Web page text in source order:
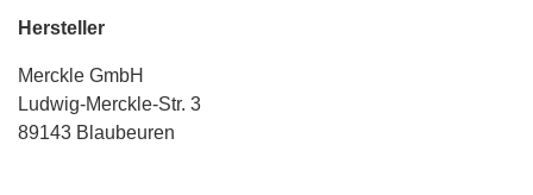
Hersteller
Merckle GmbH
Ludwig-Merckle-Str. 3
89143 Blaubeuren